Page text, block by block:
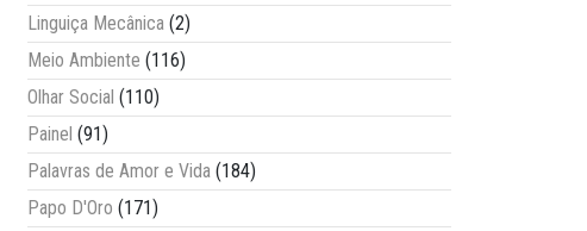
Linguiça Mecânica (2)
Meio Ambiente (116)
Olhar Social (110)
Painel (91)
Palavras de Amor e Vida (184)
Papo D'Oro (171)